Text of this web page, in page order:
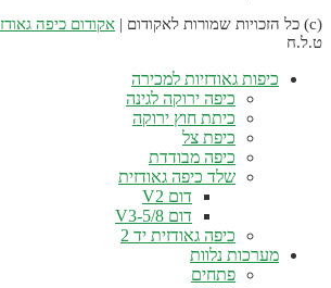
אקודום כיפה גאודזית
כיפות גאודזיות למכירה
כיפה ירוקה לגינה
כיתת חוץ ירוקה
כיפת צל
כיפה מבודדת
שלד כיפה גאודזית
דום V2
דום V3-5/8
כיפה גאודזית יד 2
מערכות נלוות
פתחים